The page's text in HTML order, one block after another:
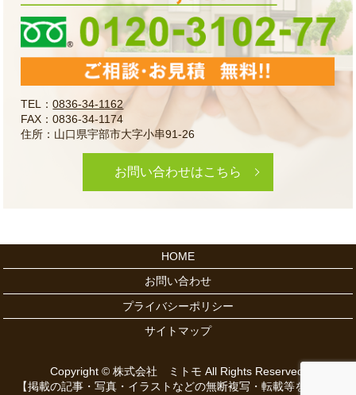
TEL：0836-34-1162
FAX：0836-34-1174
住所：山口県宇部市大字小串91-26
お問い合わせはこちら
HOME
お問い合わせ
プライバシーポリシー
サイトマップ
Copyright © 株式会社 ミトモ All Rights Reserved.
【掲載の記事・写真・イラストなどの無断複写・転載等を禁じま